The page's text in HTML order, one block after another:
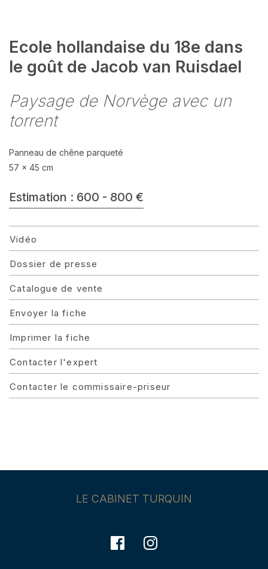
Ecole hollandaise du 18e dans
le goût de Jacob van Ruisdael
Paysage de Norvège avec un
torrent
Panneau de chêne parqueté
57 x 45 cm
Estimation : 600 - 800 €
Vidéo
Dossier de presse
Catalogue de vente
Envoyer la fiche
Imprimer la fiche
Contacter l'expert
Contacter le commissaire-priseur
LE CABINET TURQUIN